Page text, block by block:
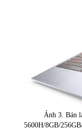
Ảnh 3. Bán
5600H/8GB/